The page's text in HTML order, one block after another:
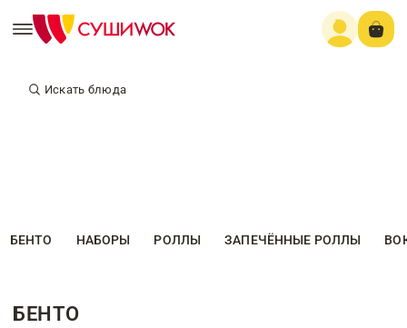
Искать блюда
БЕНТО НАБОРЫ РОЛЛЫ ЗАПЕЧЁННЫЕ РОЛЛЫ
БЕНТО